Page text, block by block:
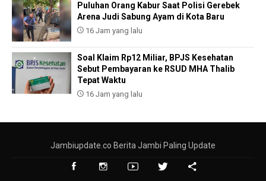
Puluhan Orang Kabur Saat Polisi Gerebek
Arena Judi Sabung Ayam di Kota Baru
16 Jam yang lalu
Soal Klaim Rp12 Miliar, BPJS Kesehatan
Sebut Pembayaran ke RSUD MHA Thalib
Tepat Waktu
16 Jam yang lalu
Jambiupdate.co Berita Jambi Paling Update